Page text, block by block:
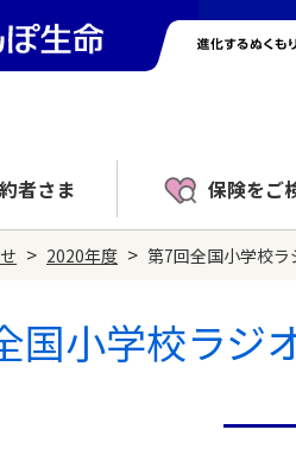
者さま 保険をご
> 2020年度 > 第7回全国小学校
国小学校ラジ